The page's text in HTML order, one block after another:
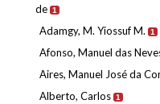
de 1
Adamgy, M. Yiossuf M. 1
Afonso, Manuel das
Aires, Manuel José da
Alberto, Carlos 1